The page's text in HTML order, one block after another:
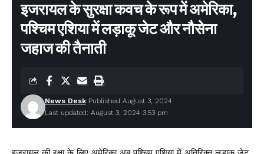
इजरायल के सुरक्षा कवच के रूप में अमेरिका,
पश्चिम एशिया में लड़ाकू जेट और नौसेना
जहाज की तैनाती
Last updated: August 3, 2024 3:53 pm
News Desk Published August 3, 2024